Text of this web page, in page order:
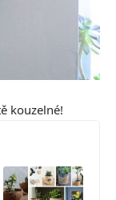
kouzelné!